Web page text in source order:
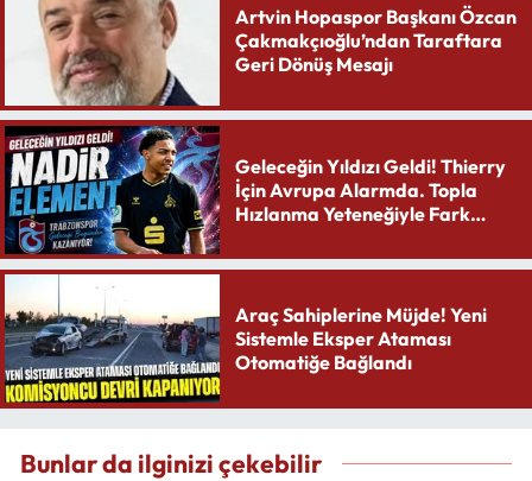
Artvin Hopaspor Başkanı Özcan
Çakmakçıoğlu’ndan Taraftara
Geri Dönüş Mesajı
Geleceğin Yıldızı Geldi! Thierry
İçin Avrupa Alarmda. Topla
Hızlanma Yeteneğiyle Fark
Araç Sahiplerine Müjde! Yeni
Sistemle Eksper Ataması
Otomatiğe Bağlandı
Bunlar da ilginizi çekebilir